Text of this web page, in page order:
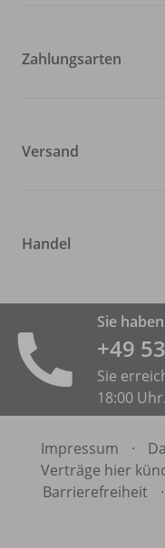
Zahlungsarten
Versand
Handel
Sie
+49
Sie
18:00 Uhr.
Impressum ·
Verträge hier
Barrierefreiheit
·